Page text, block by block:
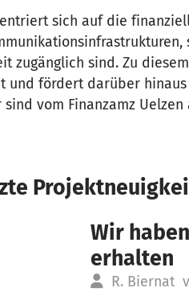
sich auf die
zugänglich sind. Zu
und fördert darüber
vom Finanzamz
Wir
erhalten
R. Biernat